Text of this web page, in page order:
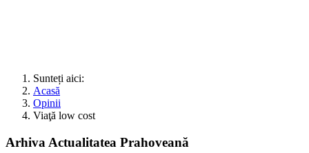
Sunteți aici:
Acasă
Opinii
Viaţă low cost
Arhiva Actualitatea Prahoveană